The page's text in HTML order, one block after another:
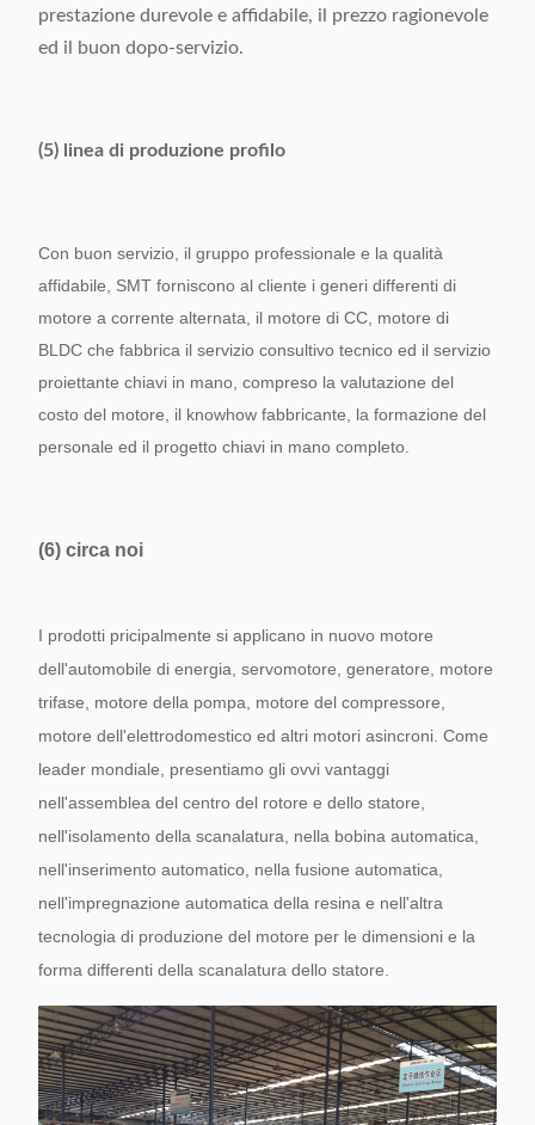
prestazione durevole e affidabile, il prezzo ragionevole
ed il buon dopo-servizio.
(5) linea di produzione profilo
Con buon servizio, il gruppo professionale e la qualità
affidabile, SMT forniscono al cliente i generi differenti di
motore a corrente alternata, il motore di CC, motore di
BLDC che fabbrica il servizio consultivo tecnico ed il servizio
proiettante chiavi in mano, compreso la valutazione del
costo del motore, il knowhow fabbricante, la formazione del
personale ed il progetto chiavi in mano completo.
(6) circa noi
I prodotti pricipalmente si applicano in nuovo motore
dell'automobile di energia, servomotore, generatore, motore
trifase, motore della pompa, motore del compressore,
motore dell'elettrodomestico ed altri motori asincroni. Come
leader mondiale, presentiamo gli ovvi vantaggi
nell'assemblea del centro del rotore e dello statore,
nell'isolamento della scanalatura, nella bobina automatica,
nell'inserimento automatico, nella fusione automatica,
nell'impregnazione automatica della resina e nell'altra
tecnologia di produzione del motore per le dimensioni e la
forma differenti della scanalatura dello statore.